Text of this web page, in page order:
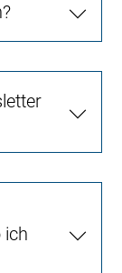
ich